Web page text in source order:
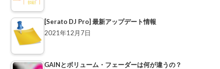
[Serato DJ Pro] 最新アップデート情報
2021年12月7日
GAINとボリューム・フェーダーは何が違うの？